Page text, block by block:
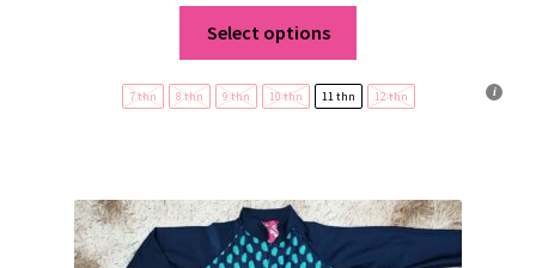
Select options
7 thn 8 thn 9 thn 10 thn 11 thn 12 thn